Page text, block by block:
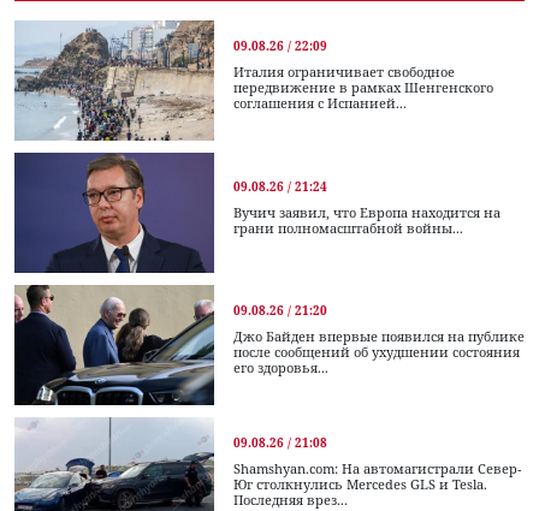
09.08.26 / 22:09
Италия ограничивает свободное
передвижение в рамках Шенгенского
соглашения с Испанией...
09.08.26 / 21:24
Вучич заявил, что Европа находится на
грани полномасштабной войны...
09.08.26 / 21:20
Джо Байден впервые появился на публике
после сообщений об ухудшении состояния
его здоровья...
09.08.26 / 21:08
Shamshyan.com: На автомагистрали Север-
Юг столкнулись Mercedes GLS и Tesla.
Последняя врез...